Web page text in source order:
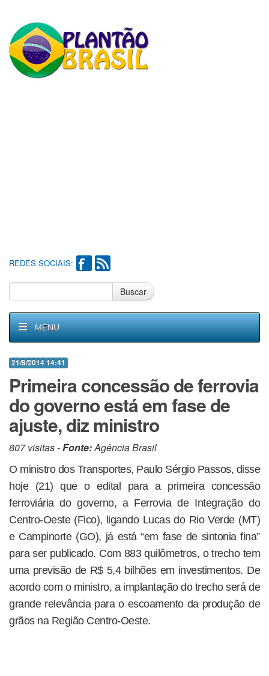
REDES SOCIAIS:
Buscar
MENU
21/8/2014 14:41
Primeira concessão de ferrovia
do governo está em fase de
ajuste, diz ministro
807 visitas -Fonte:Agência Brasil
O ministro dos Transportes, Paulo Sérgio Passos, disse
hoje (21) que o edital para a primeira concessão
ferroviária do governo, a Ferrovia de Integração do
Centro-Oeste (Fico), ligando Lucas do Rio Verde (MT)
e Campinorte (GO), já está “em fase de sintonia fina”
para ser publicado. Com 883 quilômetros, o trecho tem
uma previsão de R$ 5,4 bilhões em investimentos. De
acordo com o ministro, a implantação do trecho será de
grande relevância para o escoamento da produção de
grãos na Região Centro-Oeste.